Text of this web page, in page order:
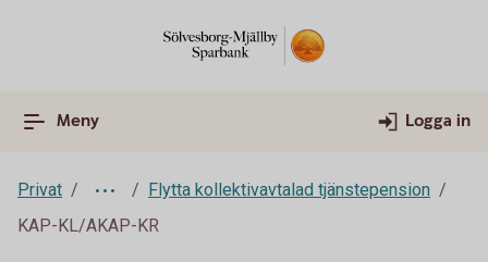
Meny Logga in
Privat
Flytta kollektivavtalad tjänstepension
KAP-KL/AKAP-KR